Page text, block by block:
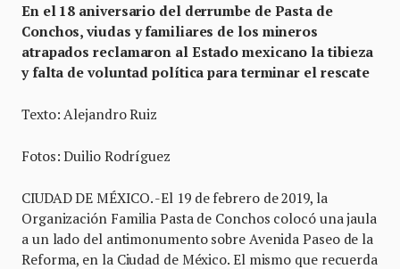
En el 18 aniversario del derrumbe de Pasta de
Conchos, viudas y familiares de los mineros
atrapados reclamaron al Estado mexicano la tibieza
y falta de voluntad política para terminar el rescate
Texto: Alejandro Ruiz
Fotos: Duilio Rodríguez
CIUDAD DE MÉXICO. -El 19 de febrero de 2019, la
Organización Familia Pasta de Conchos colocó una jaula
a un lado del antimonumento sobre Avenida Paseo de la
Reforma, en la Ciudad de México. El mismo que recuerda